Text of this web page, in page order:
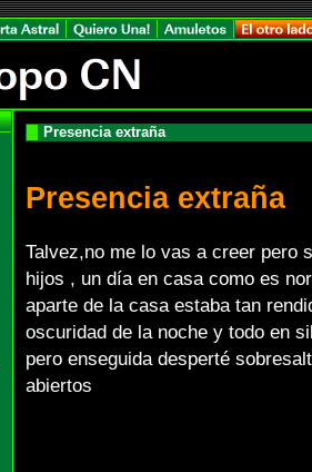
Presencia extraña
Presencia extraña
Talvez,no me lo vas a creer pero
hijos , un día en casa como es
aparte de la casa estaba tan
oscuridad de la noche y todo en
pero enseguida desperté
abiertos